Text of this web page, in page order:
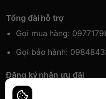
Tổng đài hỗ trợ
Gọi mua hàng:
Gọi bảo hành:
Đăng ký nhận ưu đãi
Đăng kí để nhận thông tin